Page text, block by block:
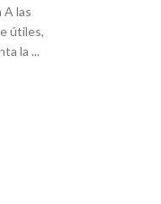
A las
útiles,
la ...